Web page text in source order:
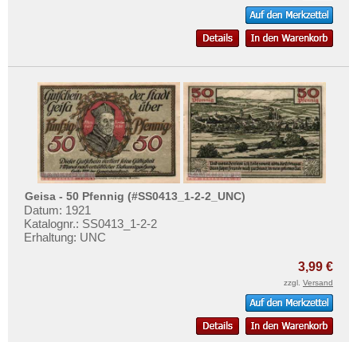
Grimma
Groitzsch
Grömitz
Groß Nordende
Groß-Flottbeck
Groß-Poritsch
Groß-Salze
Geisa - 50 Pfennig (#SS0413_1-2-2_UNC)
Datum: 1921
Katalognr.: SS0413_1-2-2
Erhaltung: UNC
3,99 €
zzgl. Versand